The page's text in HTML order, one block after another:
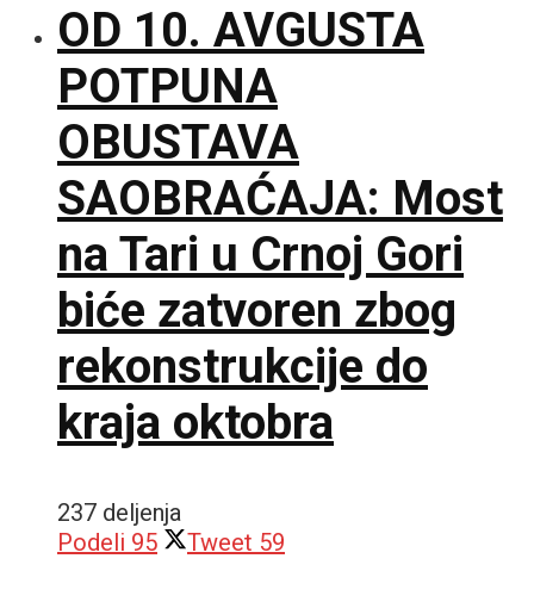
OD 10. AVGUSTA
POTPUNA
OBUSTAVA
SAOBRAĆAJA: Most
na Tari u Crnoj Gori
biće zatvoren zbog
rekonstrukcije do
kraja oktobra
237 deljenja
Podeli 95 Tweet 59